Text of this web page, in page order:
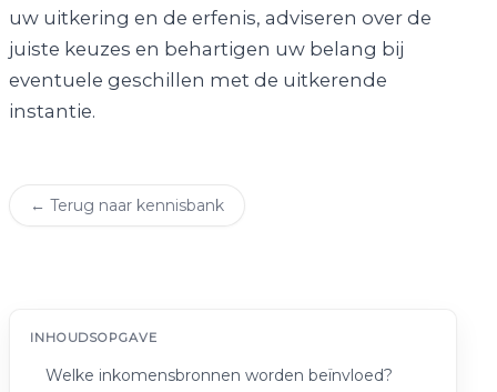
uw uitkering en de erfenis, adviseren over de
juiste keuzes en behartigen uw belang bij
eventuele geschillen met de uitkerende
instantie.
← Terug naar kennisbank
INHOUDSOPGAVE
Welke inkomensbronnen worden beïnvloed?